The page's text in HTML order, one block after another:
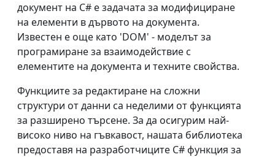
документ на C# е задачата за модифициране
на елементи в дървото на документа.
Известен е още като 'DOM' - моделът за
програмиране за взаимодействие с
елементите на документа и техните свойства.
Функциите за редактиране на сложни
структури от данни са неделими от функцията
за разширено търсене. За да осигурим най-
високо ниво на гъвкавост, нашата библиотека
предоставя на разработчиците C# функция за